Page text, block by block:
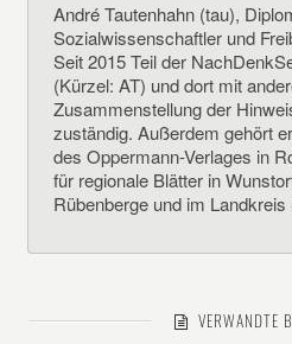
André Tautenhahn (tau),
Sozialwissenschaftler und
Seit 2015 Teil der
(Kürzel: AT) und dort mit
Zusammenstellung der
zuständig. Außerdem gehört
des Oppermann-Verlages in
für regionale Blätter in
Rübenberge und im
VERWANDTE